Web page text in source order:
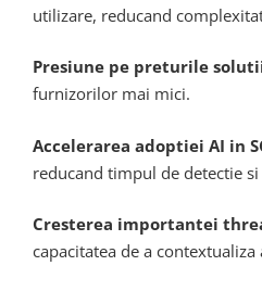
utilizare, reducand
Presiune pe preturile
furnizorilor mai mici.
Accelerarea adoptiei AI in
reducand timpul de detectie si
Cresterea importantei
capacitatea de a